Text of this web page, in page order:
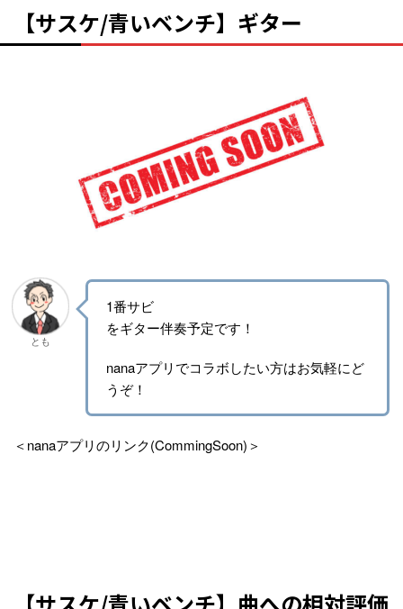
【サスケ/青いベンチ】ギター
とも
1番サビ
をギター伴奏予定です！
nanaアプリでコラボしたい方はお気軽にど
うぞ！
＜nanaアプリのリンク(CommingSoon)＞